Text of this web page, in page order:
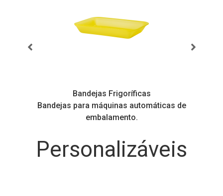
Bandejas Frigoríficas
Bandejas para máquinas automáticas de
embalamento.
Personalizáveis